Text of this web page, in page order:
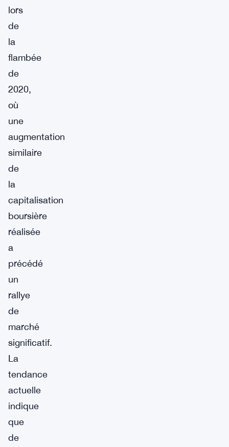
lors
de
la
flambée
de
2020,
où
une
augmentation
similaire
de
la
capitalisation
boursière
réalisée
a
précédé
un
rallye
de
marché
significatif.
La
tendance
actuelle
indique
que
de